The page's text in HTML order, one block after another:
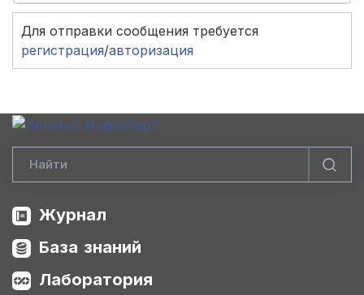
Для отправки сообщения требуется
регистрация/авторизация
Журнал
База знаний
Лаборатория